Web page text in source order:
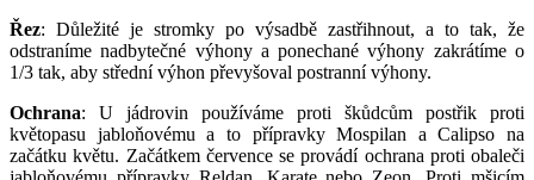
Řez: Důležité je stromky po výsadbě zastřihnout, a to tak, že
odstraníme nadbytečné výhony a ponechané výhony zakrátíme o
1/3 tak, aby střední výhon převyšoval postranní výhony.
Ochrana: U jádrovin používáme proti škůdcům postřik proti
květopasu jabloňovému a to přípravky Mospilan a Calipso na
začátku květu. Začátkem července se provádí ochrana proti obaleči